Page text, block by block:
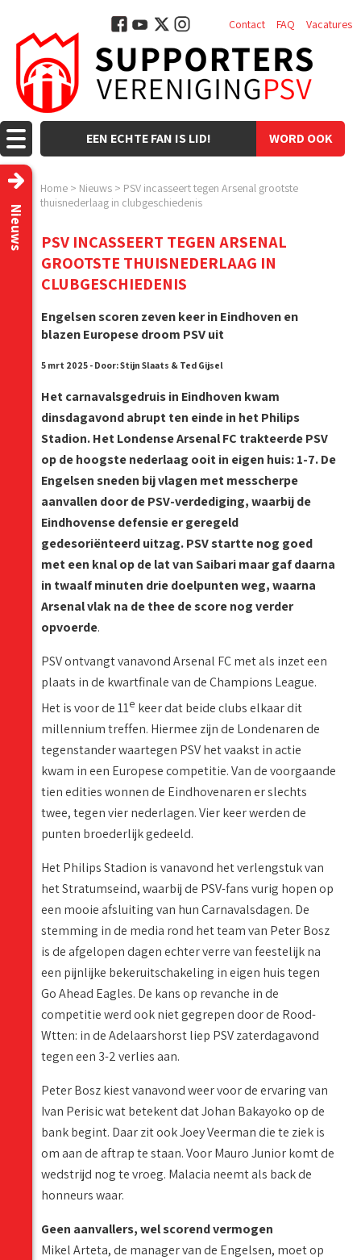
WORD OOK
EEN ECHTE FAN IS LID!
Contact FAQ Vacatures
Home > Nieuws > PSV incasseert tegen Arsenal grootste
thuisnederlaag in clubgeschiedenis
Nieuws
PSV INCASSEERT TEGEN ARSENAL
GROOTSTE THUISNEDERLAAG IN
CLUBGESCHIEDENIS
Engelsen scoren zeven keer in Eindhoven en
blazen Europese droom PSV uit
5 mrt 2025 - Door: Stijn Slaats & Ted Gijsel
Het carnavalsgedruis in Eindhoven kwam
dinsdagavond abrupt ten einde in het Philips
Stadion. Het Londense Arsenal FC trakteerde PSV
op de hoogste nederlaag ooit in eigen huis: 1-7. De
Engelsen sneden bij vlagen met messcherpe
aanvallen door de PSV-verdediging, waarbij de
Eindhovense defensie er geregeld
gedesoriënteerd uitzag. PSV startte nog goed
met een knal op de lat van Saibari maar gaf daarna
in twaalf minuten drie doelpunten weg, waarna
Arsenal vlak na de thee de score nog verder
opvoerde.
PSV ontvangt vanavond Arsenal FC met als inzet een
plaats in de kwartfinale van de Champions League.
Het is voor de 11e keer dat beide clubs elkaar dit
millennium treffen. Hiermee zijn de Londenaren de
tegenstander waartegen PSV het vaakst in actie
kwam in een Europese competitie. Van de voorgaande
tien edities wonnen de Eindhovenaren er slechts
twee, tegen vier nederlagen. Vier keer werden de
punten broederlijk gedeeld.
Het Philips Stadion is vanavond het verlengstuk van
het Stratumseind, waarbij de PSV-fans vurig hopen op
een mooie afsluiting van hun Carnavalsdagen. De
stemming in de media rond het team van Peter Bosz
is de afgelopen dagen echter verre van feestelijk na
een pijnlijke bekeruitschakeling in eigen huis tegen
Go Ahead Eagles. De kans op revanche in de
competitie werd ook niet gegrepen door de Rood-
Wtten: in de Adelaarshorst liep PSV zaterdagavond
tegen een 3-2 verlies aan.
Peter Bosz kiest vanavond weer voor de ervaring van
Ivan Perisic wat betekent dat Johan Bakayoko op de
bank begint. Daar zit ook Joey Veerman die te ziek is
om aan de aftrap te staan. Voor Mauro Junior komt de
wedstrijd nog te vroeg. Malacia neemt als back de
honneurs waar.
Geen aanvallers, wel scorend vermogen
Mikel Arteta, de manager van de Engelsen, moet op